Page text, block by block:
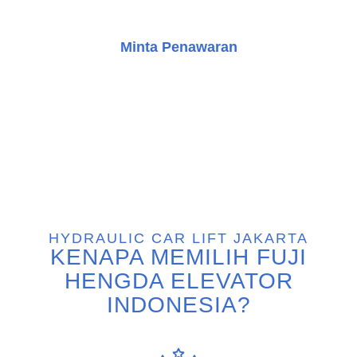
Minta Penawaran
HYDRAULIC CAR LIFT JAKARTA
KENAPA MEMILIH FUJI
HENGDA ELEVATOR
INDONESIA?